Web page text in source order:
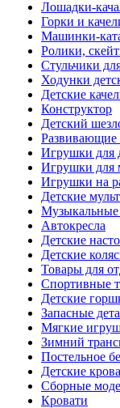
Лошадки-
Горки и
Машинки-
Ролики,
Стульчики
Ходунки
Детские
Конструктор
Детский
Развивающие
Игрушки для
Игрушки для
Игрушки на
Детские
Автокресла
Детские
Детские
Товары для
Спортивные
Детские
Запасные
Мягкие
Зимний
Постельное
Детские
Сборные
Кровати